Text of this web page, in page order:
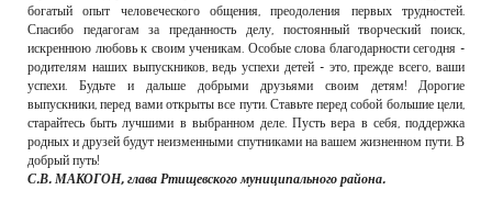
богатый опыт человеческого общения, преодоления первых трудностей.
Спасибо педагогам за преданность делу, постоянный творческий поиск,
искреннюю любовь к своим ученикам. Особые слова благодарности сегодня -
родителям наших выпускников, ведь успехи детей - это, прежде всего, ваши
успехи. Будьте и дальше добрыми друзьями своим детям! Дорогие
выпускники, перед вами открыты все пути. Ставьте перед собой большие цели,
старайтесь быть лучшими в выбранном деле. Пусть вера в себя, поддержка
родных и друзей будут неизменными спутниками на вашем жизненном пути. В
добрый путь!
С.В. МАКОГОН, глава Ртищевского муниципального района.